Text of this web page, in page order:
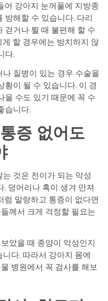
어 강아지 눈꺼풀에 지방종
방해할 수 있습니다. 다리
걷거나 뛸 때 불편해 할 수
할 경우에는 방치하지 않
다.
질병이 있는 경우 수술을
황이 될 수 있습니다. 이 경
을 수도 있기 때문에 꼭 수
습니다.
증 없어도
것은 전이가 되는 악성
. 덩어리나 혹이 생겨 만져
럼 말랑하고 통증이 없다면
께서 크게 걱정할 필요는
았을 때 종양이 악성인지
다. 따라서 강아지 몸에
병원에서 꼭 검사를 해보